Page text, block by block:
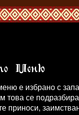
Меню
е избрано с
това се
приноси,